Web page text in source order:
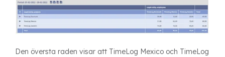
Den översta raden visar att TimeLog Mexico och TimeLog